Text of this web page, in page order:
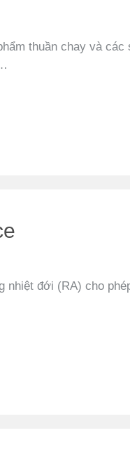
thuần chay và các
nhiệt đới (RA) cho